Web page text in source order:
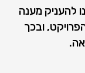
להעניק מענה
ובכך